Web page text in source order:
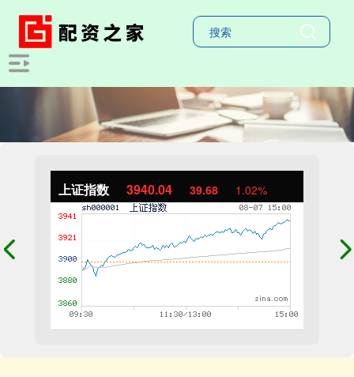
上证指数 3940.04 39.68 1.02%